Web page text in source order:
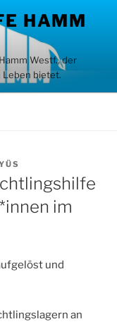
HAMM
Westf., der
Leben bietet.
im
und
an